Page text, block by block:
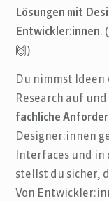
Lösungen mit
Entwickler:innen. (
🙌)
Du nimmst Ideen
Research auf
fachliche
Designer:innen
Interfaces und in
stellst du sicher,
Von